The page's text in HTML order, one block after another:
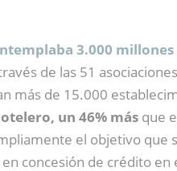
3.000
de las 51
más de 15.000
un 46% más que
el objetivo que
concesión de crédito en